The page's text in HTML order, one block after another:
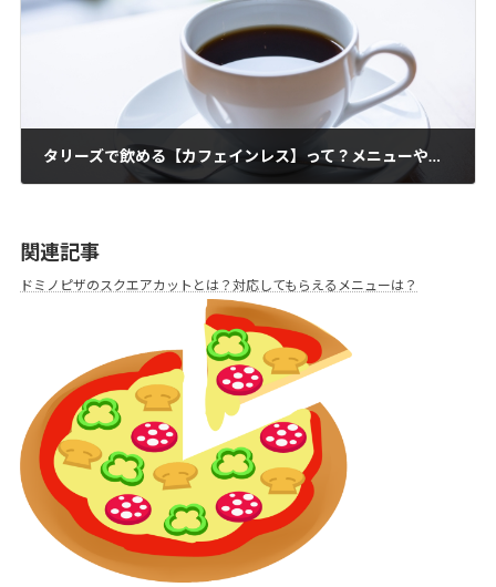
タリーズで飲める【カフェインレス】って？メニューやカスタマイズを紹介！
関連記事
ドミノピザのスクエアカットとは？対応してもらえるメニューは？